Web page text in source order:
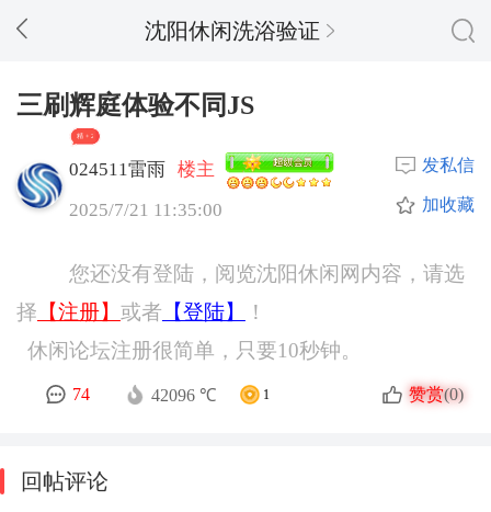
沈阳休闲洗浴验证
三刷辉庭体验不同JS
精 + 2
024511雷雨 楼主
2025/7/21 11:35:00
发私信
加收藏
您还没有登陆，阅览沈阳休闲网内容，请选
择 【注册】 或者 【登陆】
！
休闲论坛注册很简单，只要10秒钟。
74 42096 ℃ 1 赞赏(0)
回帖评论